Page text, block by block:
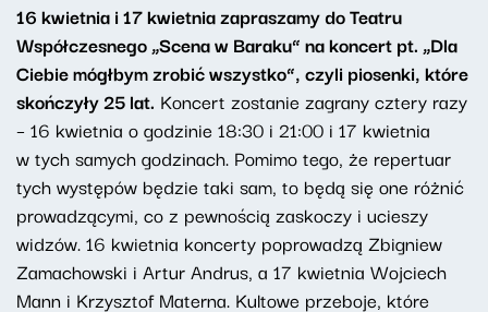
16 kwietnia i 17 kwietnia zapraszamy do Teatru
Współczesnego „Scena w Baraku” na koncert pt. „Dla
Ciebie mógłbym zrobić wszystko”, czyli piosenki, które
skończyły 25 lat. Koncert zostanie zagrany cztery razy
– 16 kwietnia o godzinie 18:30 i 21:00 i 17 kwietnia
w tych samych godzinach. Pomimo tego, że repertuar
tych występów będzie taki sam, to będą się one różnić
prowadzącymi, co z pewnością zaskoczy i ucieszy
widzów. 16 kwietnia koncerty poprowadzą Zbigniew
Zamachowski i Artur Andrus, a 17 kwietnia Wojciech
Mann i Krzysztof Materna. Kultowe przeboje, które